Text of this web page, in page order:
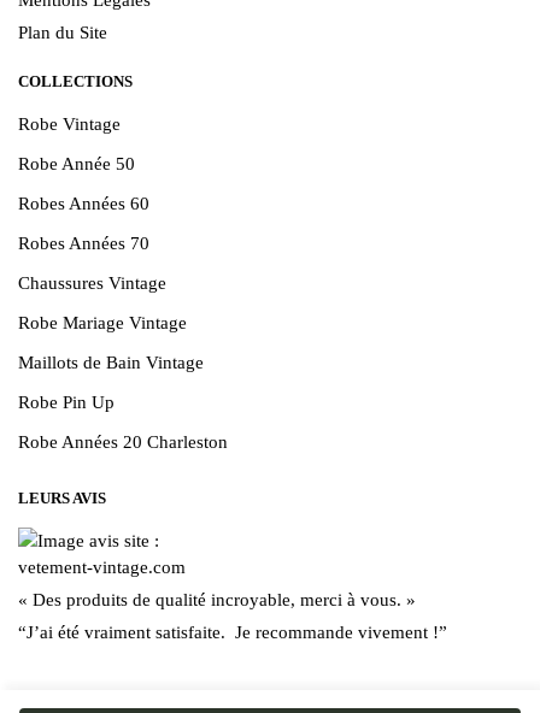
Plan du Site
COLLECTIONS
Robe Vintage
Robe Année 50
Robes Années 60
Robes Années 70
Chaussures Vintage
Robe Mariage Vintage
Maillots de Bain Vintage
Robe Pin Up
Robe Années 20 Charleston
LEURS AVIS
« Des produits de qualité incroyable, merci à vous. »
“J’ai été vraiment satisfaite. Je recommande vivement !”